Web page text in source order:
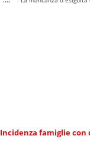
Incidenza famiglie con